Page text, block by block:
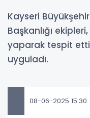
Kayseri
Başkanlığı
yaparak tespit
uyguladı.
08-06-2025 15:30